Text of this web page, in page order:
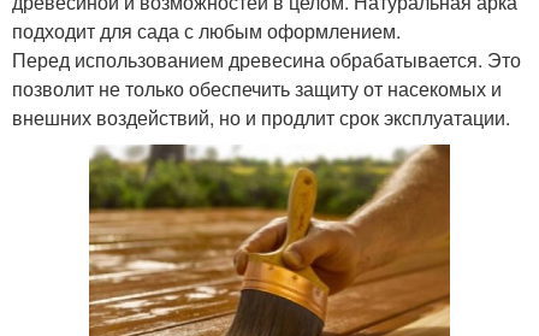
подходит для сада с любым оформлением.
Перед использованием древесина обрабатывается. Это
позволит не только обеспечить защиту от насекомых и
внешних воздействий, но и продлит срок эксплуатации.